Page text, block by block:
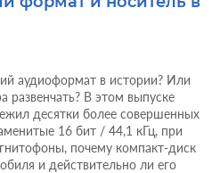
аудиоформат в истории? Или
В этом выпуске
десятки более совершенных
16 бит / 44,1 кГц, при
почему компакт-диск
и действительно ли его